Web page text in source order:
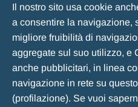
Il nostro sito usa cookie
a consentire la navigazione,
migliore fruibilità di
aggregate sul suo utilizzo, e
anche pubblicitari, in linea
navigazione in rete su
(profilazione). Se vuoi